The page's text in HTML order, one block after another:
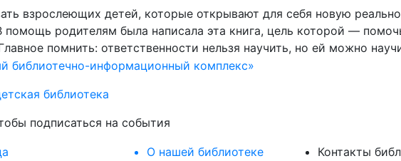
взрослеющих детей, которые открывают для себя новую
родителям была написала эта книга, цель которой —
помнить: ответственности нельзя научить, но ей можно
библиотечно-информационный комплекс»
библиотека
подписаться на события
О нашей библиотеке
Контакты